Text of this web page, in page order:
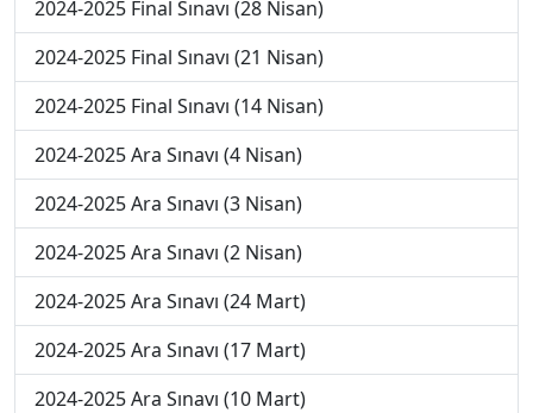
2024-2025 Final Sınavı (28 Nisan)
2024-2025 Final Sınavı (21 Nisan)
2024-2025 Final Sınavı (14 Nisan)
2024-2025 Ara Sınavı (4 Nisan)
2024-2025 Ara Sınavı (3 Nisan)
2024-2025 Ara Sınavı (2 Nisan)
2024-2025 Ara Sınavı (24 Mart)
2024-2025 Ara Sınavı (17 Mart)
2024-2025 Ara Sınavı (10 Mart)